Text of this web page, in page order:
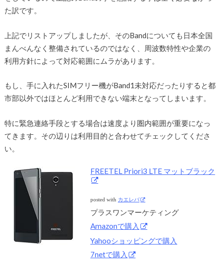
た訳です。
上記でリストアップしましたが、そのBandについても日本全国
まんべんなく整備されているのではなく、周波数特性や企業の
利用方針によって対応範囲にムラがあります。
もし、手に入れたSIMフリー機がBand1未対応だったりすると都
市部以外ではほとんど利用できない端末となってしまいます。
特に緊急連絡手段とする場合は速度より圏内範囲が重要になっ
てきます。その辺りは利用目的と合わせてチェックしてくださ
い。
FREETEL Priori3 LTE マットブラック
posted with カエレバ
プラスワンマーケティング
Amazonで購入
Yahooショッピングで購入
7netで購入